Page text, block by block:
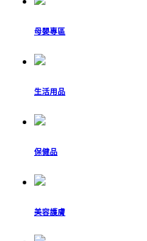
母嬰專區
生活用品
保健品
美容護膚